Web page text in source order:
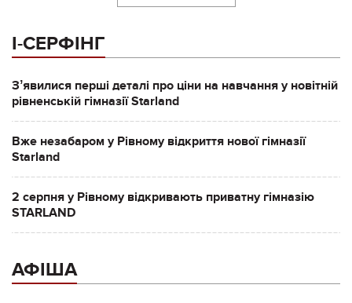
І-СЕРФІНГ
Зʼявилися перші деталі про ціни на навчання у новітній
рівненській гімназії Starland
Вже незабаром у Рівному відкриття нової гімназії
Starland
2 серпня у Рівному відкривають приватну гімназію
STARLAND
АФІША